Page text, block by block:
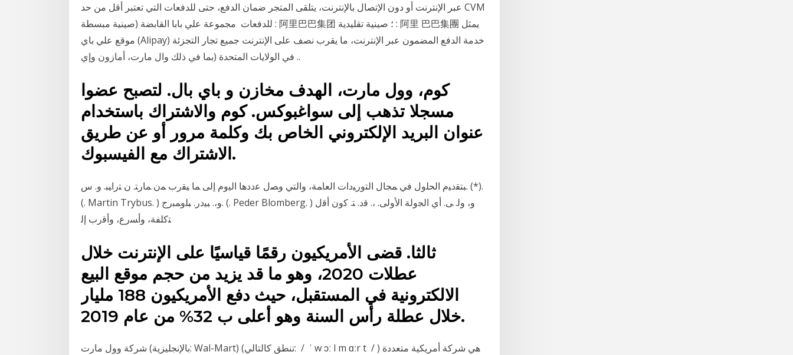
عبر الإنترنت أو دون الإتصال بالإنترنت، يتلقى المتجر ضمان الدفع، حتى للدفعات التي تعتبر أقل من حد CVM
للدفعات مجموعة علي بابا القابضة (صينية مبسطة : 阿里巴巴集团 ؛ صينية تقليدية : 阿里 巴巴集團 يمثل
موقع علي باي (Alipay) خدمة الدفع المضمون عبر الإنترنت، ما يقرب نصف على الإنترنت جميع تجار التجزئة
في الولايات المتحدة (بما في ذلك وال مارت، أمازون وإي ..
كوم، وول مارت، الهدف مخازن و باي بال. لتصبح عضوا
مسجلا تذهب إلى سواغبوكس. كوم والاشتراك باستخدام
عنوان البريد الإلكتروني الخاص بك وكلمة مرور أو عن طريق
الاشتراك مع الفيسبوك.
ﺒﺘﻘدﻴم اﻟﺤﻠوﻝ ﻓﻲ ﻤﺠﺎﻝ اﻟﺘورﻴدات اﻟﻌﺎﻤﺔ، واﻟﺘﻲ وﺼﻝ ﻋددﻫﺎ اﻟﻴوم إﻟﻰ ﻤﺎ ﻴﻘرب ﻤن ﻤﺎرﺘ. ن ﺘراﻴﺒ. و. س. (*).
(. Martin Trybus. ) و،. ﺒﻴدر. ﺒﻠوﻤﺒرج. (. Peder Blomberg. ) و، وﻟ. ﻰ. أي اﻟﺠوﻟﺔ اﻷوﻟﻰ. ،. ﻗد. ﺘ. ﻛون أﻗﻝ
ﺘﻛﻠﻔﺔ، وأﺴرع، وأﻗرب إﻟ
ثالثا. قضى الأمريكيون رقمًا قياسيًا على الإنترنت خلال
عطلات 2020، وهو ما قد يزيد من حجم موقع البيع
الالكترونية في المستقبل، حيث دفع الأمريكيون 188 مليار
خلال عطلة رأس السنة وهو أعلى ب 32% من عام 2019.
شركة وول مارت (بالإنجليزية: Wal-Mart)‏ (تنطق كالتالي: ‎ / ‏ ˈ w ɔː l m ɑːr t ‎ / ‏) هي شركة أمريكية متعددة